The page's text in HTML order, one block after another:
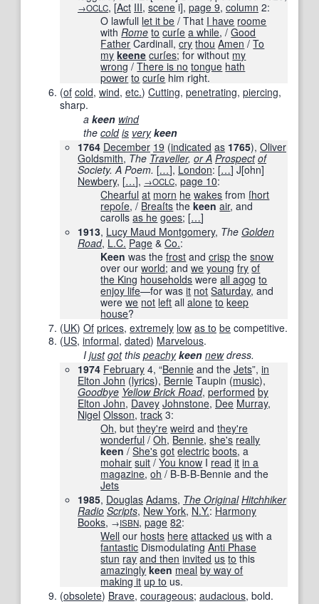
→OCLC, [Act III, scene i], page 9, column 2:
O lawfull let it be / That I have roome
withRome to curſe a while, /Good
Father Cardinall,cry thou Amen /To
my keene curſes; for without my
wrong /There is no tongue hath
power to curſe him right.
(of cold, wind, etc.) Cutting, penetrating, piercing,
sharp.
a keen wind
the cold is very keen
1764 December 19 (indicated as 1765), Oliver
Goldsmith, The Traveller, or A Prospect of
Society. A Poem. […], London: […] J[ohn]
Newbery, […], →OCLC, page 10:
Chearful at morn he wakes from ſhort
repoſe, / Breaſts thekeen air, and
carollsas he goes; […]
1913, Lucy Maud Montgomery, The Golden
Road‎, L.C. Page & Co.:
Keen was thefrost andcrisp thesnow
over ourworld; andwe young fry of
the King households wereall agog to
enjoy life—for wasit not Saturday, and
werewe not left allalone to keep
house?
(UK) Of prices, extremely low as to be competitive.
(US, informal, dated) Marvelous.
I just gotthis peachy keen newdress.
1974 February 4, “Bennie and the Jets”, in
Elton John (lyrics), Bernie Taupin (music),
Goodbye Yellow Brick Road, performed by
Elton John, Davey Johnstone, Dee Murray,
Nigel Olsson, track 3:
Oh, butthey're weird andthey're
wonderful /Oh, Bennie,she's really
keen /She's got electric boots, a
mohair suit /You know I read it in a
magazine,oh / B-B-B-Bennie and the
Jets
1985, Douglas Adams, The Original Hitchhiker
Radio Scripts, New York, N.Y.: Harmony
Books, →ISBN, page 82:
Well our hosts here attacked us with a
fantastic DismodulatingAnti Phase
stun ray and then invited us to this
amazingly keen meal by way of
making it up to us.
(obsolete) Brave, courageous; audacious, bold.